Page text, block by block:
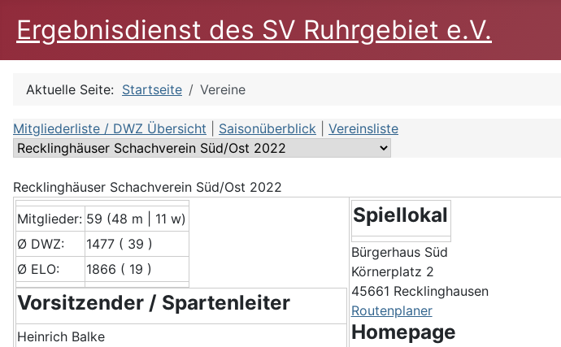
Ergebnisdienst des SV Ruhrgebiet e.V.
Aktuelle Seite: Startseite Vereine
Mitgliederliste / DWZ Übersicht Saisonüberblick Vereinsliste
Recklinghäuser Schachverein Süd/Ost 2022
Mitglieder: 59 (48 m | 11 w)
Ø DWZ:
1477 ( 39 )
Ø ELO:
1866 ( 19 )
Vorsitzender / Spartenleiter
Heinrich Balke
Spiellokal
Bürgerhaus Süd
Körnerplatz 2
45661 Recklinghausen
Routenplaner
Homepage